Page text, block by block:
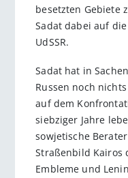
besetzten Gebiete
Sadat dabei auf
UdSSR.
Sadat hat in
Russen noch
auf dem
siebziger Jahre
sowjetische
Straßenbild Kairos
Embleme und